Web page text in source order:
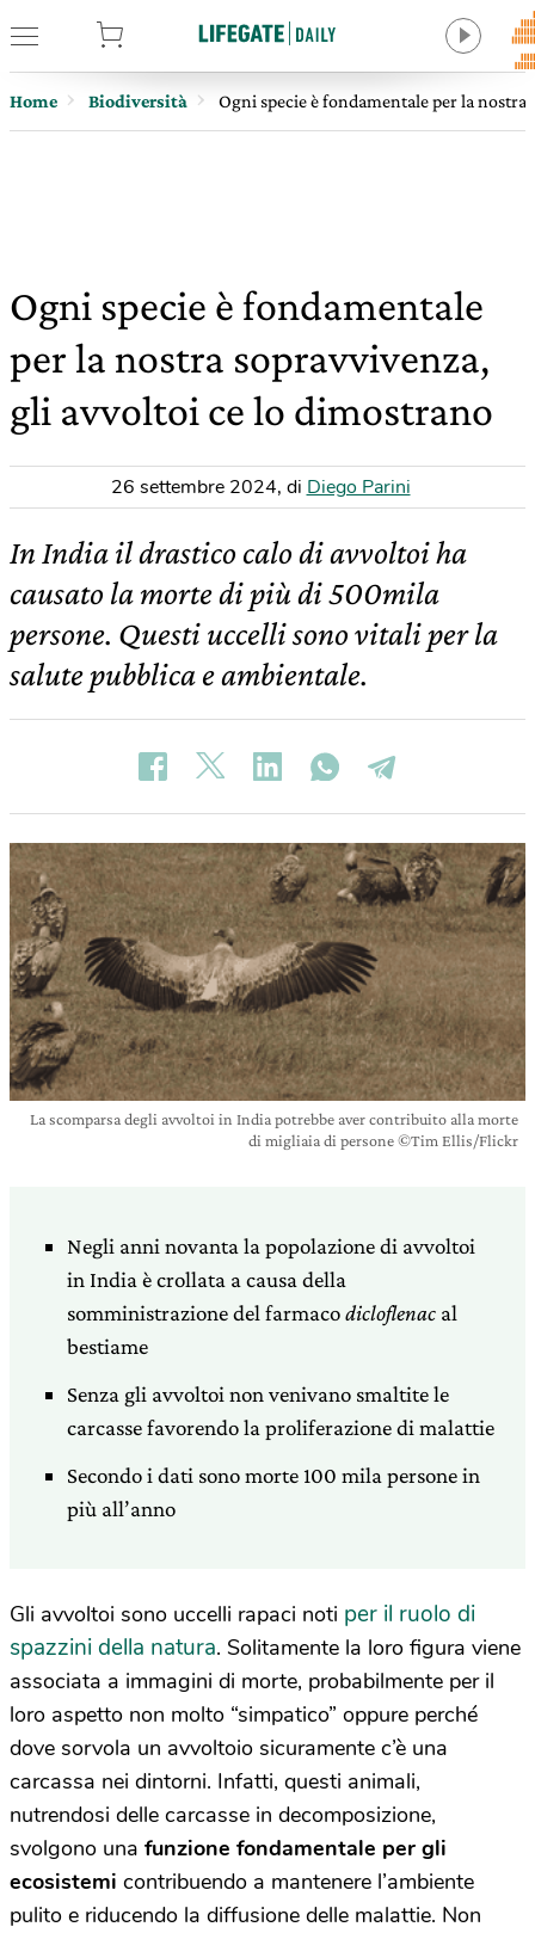
Home Biodiversità Ogni specie è fondamentale per la
Ogni specie è fondamentale
per la nostra sopravvivenza,
gli avvoltoi ce lo dimostrano
26 settembre 2024, di Diego Parini
In India il drastico calo di avvoltoi ha
causato la morte di più di 500mila
persone. Questi uccelli sono vitali per la
salute pubblica e ambientale.
La scomparsa degli avvoltoi in India potrebbe aver contribuito alla morte
di migliaia di persone ©Tim Ellis/Flickr
Negli anni novanta la popolazione di avvoltoi
in India è crollata a causa della
somministrazione del farmacodicloflenac al
bestiame
Senza gli avvoltoi non venivano smaltite le
carcasse favorendo la proliferazione di malattie
Secondo i dati sono morte 100 mila persone in
più all’anno
Gli avvoltoi sono uccelli rapaci noti per il ruolo di
spazzini della natura. Solitamente la loro figura viene
associata a immagini di morte, probabilmente per il
loro aspetto non molto “simpatico” oppure perché
dove sorvola un avvoltoio sicuramente c’è una
carcassa nei dintorni. Infatti, questi animali,
nutrendosi delle carcasse in decomposizione,
svolgono una funzione fondamentale per gli
ecosistemi contribuendo a mantenere l’ambiente
pulito e riducendo la diffusione delle malattie. Non